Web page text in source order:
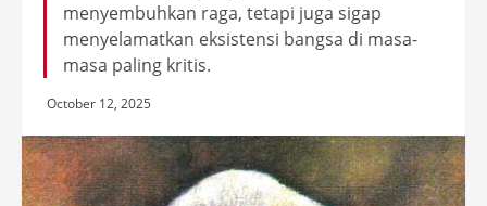
menyembuhkan raga, tetapi juga sigap
menyelamatkan eksistensi bangsa di masa-
masa paling kritis.
October 12, 2025